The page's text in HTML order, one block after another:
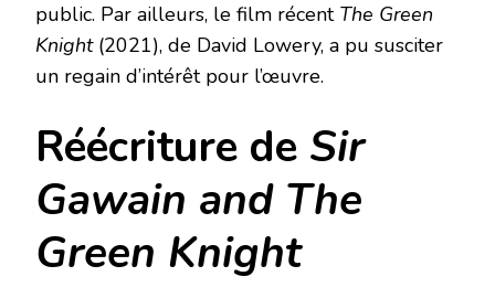
public. Par ailleurs, le film récent The Green
Knight (2021), de David Lowery, a pu susciter
un regain d’intérêt pour l’œuvre.
Réécriture de Sir
Gawain and The
Green Knight